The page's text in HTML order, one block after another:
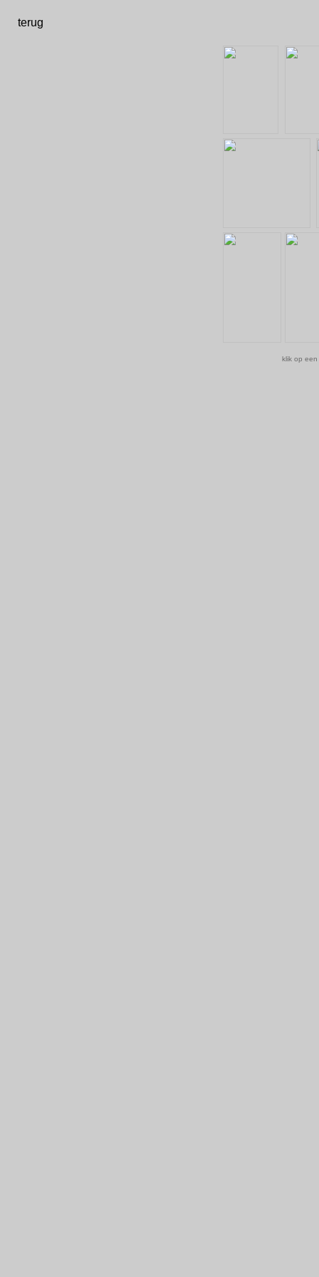
terug
klik op